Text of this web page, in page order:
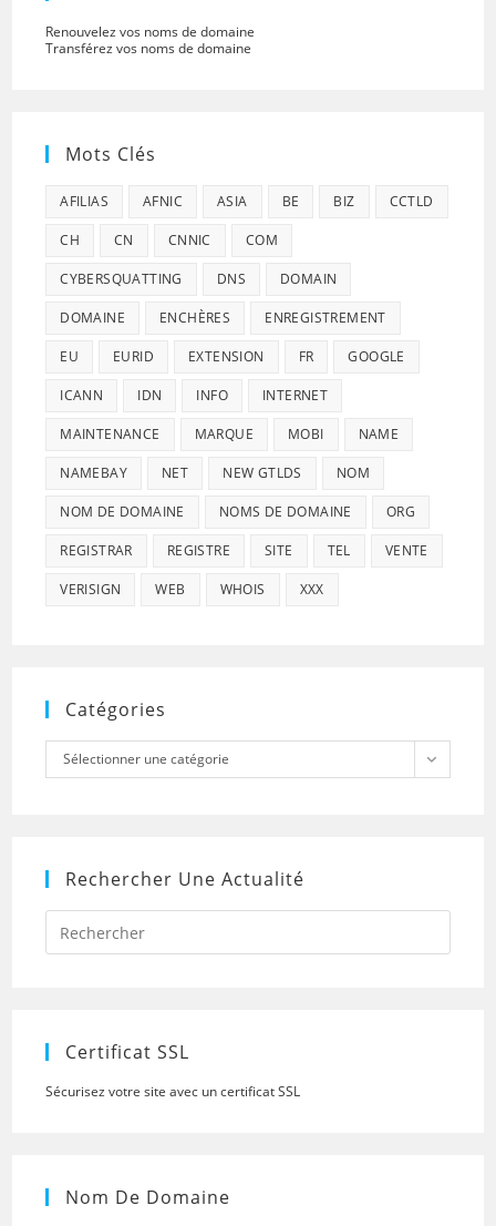
Renouvelez vos noms de domaine
Transférez vos noms de domaine
Mots Clés
AFILIAS AFNIC ASIA BE BIZ CCTLD
CH CN CNNIC COM
CYBERSQUATTING DNS DOMAIN
DOMAINE ENCHÈRES ENREGISTREMENT
EU EURID EXTENSION FR GOOGLE
ICANN IDN INFO INTERNET
MAINTENANCE MARQUE MOBI NAME
NAMEBAY NET NEW GTLDS NOM
NOM DE DOMAINE NOMS DE DOMAINE ORG
REGISTRAR REGISTRE SITE TEL VENTE
VERISIGN WEB WHOIS XXX
Catégories
Catégories
Sélectionner une catégorie
Rechercher Une Actualité
Press
to
Certificat SSL
Sécurisez votre site avec un certificat SSL
Nom De Domaine